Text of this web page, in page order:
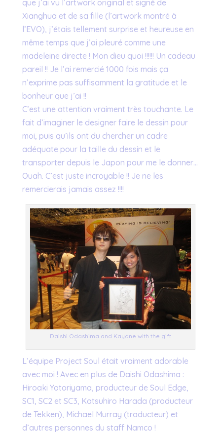
que j’ai vu l’artwork original et signé de
Xianghua et de sa fille (l’artwork montré à
l’EVO), j’étais tellement surprise et heureuse en
même temps que j’ai pleuré comme une
madeleine directe ! Mon dieu quoi !!!!!! Un cadeau
pareil !! Je l’ai remercié 1000 fois mais ça
n’exprime pas suffisamment la gratitude et le
bonheur que j’ai !!
C’est une attention vraiment très touchante. Le
fait d’imaginer le designer faire le dessin pour
moi, puis qu’ils ont du chercher un cadre
adéquate pour la taille du dessin et le
transporter depuis le Japon pour me le donner…
Ouah. C’est juste incroyable !! Je ne les
remercierais jamais assez !!!!
Daishi Odashima and Kayane with the gift
L’équipe Project Soul était vraiment adorable
avec moi ! Avec en plus de Daishi Odashima :
Hiroaki Yotoriyama, producteur de Soul Edge,
SC1, SC2 et SC3, Katsuhiro Harada (producteur
de Tekken), Michael Murray (traducteur) et
d’autres personnes du staff Namco !